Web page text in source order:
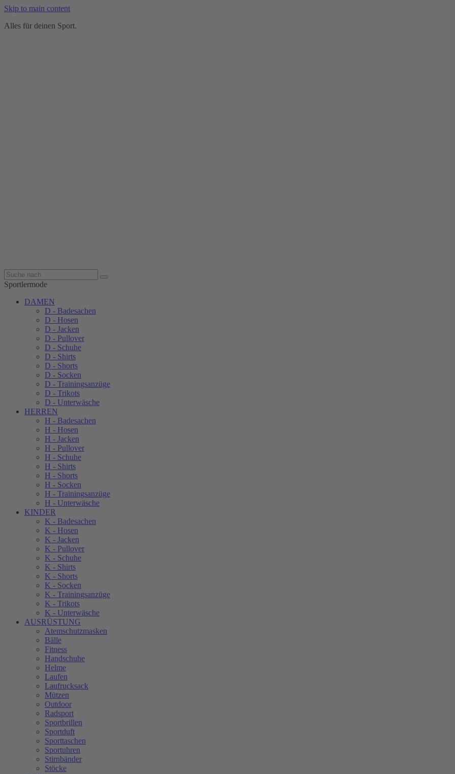
Skip to main content
Alles für deinen Sport.
Sportlermode
DAMEN
D - Badesachen
D - Hosen
D - Jacken
D - Pullover
D - Schuhe
D - Shirts
D - Shorts
D - Socken
D - Trainingsanzüge
D - Trikots
D - Unterwäsche
HERREN
H - Badesachen
H - Hosen
H - Jacken
H - Pullover
H - Schuhe
H - Shirts
H - Shorts
H - Socken
H - Trainingsanzüge
H - Unterwäsche
KINDER
K - Badesachen
K - Hosen
K - Jacken
K - Pullover
K - Schuhe
K - Shirts
K - Shorts
K - Socken
K - Trainingsanzüge
K - Trikots
K - Unterwäsche
AUSRÜSTUNG
Atemschutzmasken
Bälle
Fitness
Handschuhe
Helme
Laufen
Laufrucksack
Mützen
Outdoor
Radsport
Sportbrillen
Sportduft
Sporttaschen
Sportuhren
Stirnbänder
Stöcke